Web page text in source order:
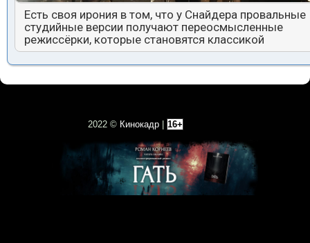
Есть своя ирония в том, что у Снайдера провальные
студийные версии получают переосмысленные
режиссёрки, которые становятся классикой
2022 © Кинокадр 16+